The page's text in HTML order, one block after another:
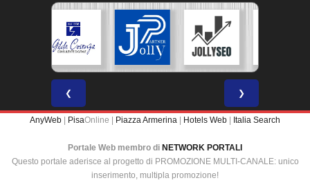
❮ ❯
AnyWeb PisaOnline | Piazza Armerina Hotels Web Italia Search
Portale Web membro di NETWORK PORTALI
Questo portale aderisce al progetto di PROMOZIONE MULTI-CANALE: unico
inserimento, multipla promozione!